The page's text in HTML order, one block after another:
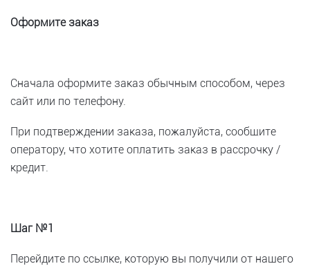
Оформите заказ
Сначала оформите заказ обычным способом, через
сайт или по телефону.
При подтверждении заказа, пожалуйста, сообщите
оператору, что хотите оплатить заказ в рассрочку /
кредит.
Шаг №1
Перейдите по ссылке, которую вы получили от нашего